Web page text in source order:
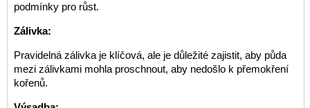
podmínky pro růst.
Zálivka:
Pravidelná zálivka je klíčová, ale je důležité zajistit, aby půda
mezi zálivkami mohla proschnout, aby nedošlo k přemokření
kořenů.